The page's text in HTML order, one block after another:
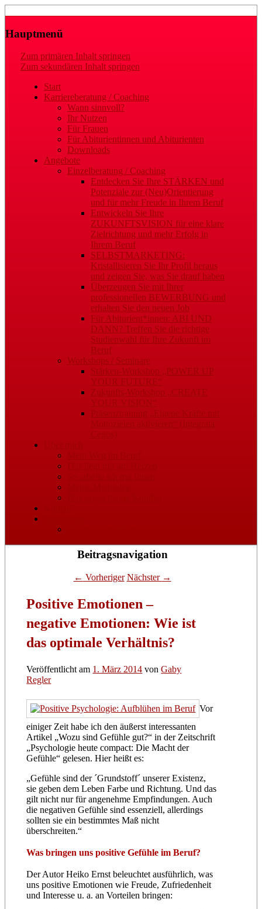
Gaby Regler
Hauptmenü
Zum primären Inhalt springen
Zum sekundären Inhalt springen
Start
Karriereberatung / Coaching
Wann sinnvoll?
Ihr Nutzen
Für Frauen
Für Abiturientinnen und Abiturienten
Downloads
Angebote
Einzelberatung / Coaching
Entdecken Sie Ihre STÄRKEN und
Potenziale zur (Neu)Orientierung
und für mehr Freude in Ihrem Beruf
Entwickeln Sie Ihre
ZUKUNFTSVISION für eine klare
Zielrichtung und mehr Erfolg in
Ihrem Beruf
SELBSTMARKETING:
Kristallisieren Sie Ihr Profil heraus
und zeigen Sie, was Sie drauf haben
Überzeugen Sie mit Ihrer
professionellen BEWERBUNG und
erhalten Sie den neuen Job
Für Abiturient*innen: ABI UND
DANN? Treffen Sie die richtige
Studienwahl für Ihre Zukunft im
Beruf
Workshops / Seminare
Stärken-Workshop „POWER UP
YOUR FUTURE“
Zukunfts-Workshop „CREATE
YOUR VISION“
Präsenztraining „Eigene Kräfte mit
Beitragsnavigation
← Vorheriger Nächster →
Positive Emotionen –
negative Emotionen: Wie ist
das optimale Verhältnis?
Veröffentlicht am 1. März 2014 vonGaby
Regler
Vor
einiger Zeit habe ich den äußerst interessanten
Artikel „Wozu sind Gefühle gut?“ in der Zeitschrift
„Psychologie heute compact: Die Macht der
Gefühle“ gelesen. Hier heißt es:
„Gefühle sind der ´Grundstoff´ unserer Existenz,
sie geben dem Leben Farbe und Richtung. Und das
gilt nicht nur für angenehme Empfindungen. Auch
die negativen Gefühle sind essenziell, allerdings
sollten sie ein bestimmtes Maß nicht
überschreiten.“
Was bringen uns positive Gefühle im Beruf?
Der Autor Heiko Ernst beleuchtet ausführlich, was
uns positive Emotionen wie Freude, Zufriedenheit
und Interesse u. a. an Vorteilen bringen: